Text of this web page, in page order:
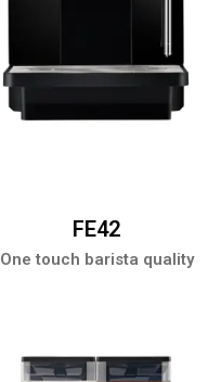
FE42
One touch barista quality